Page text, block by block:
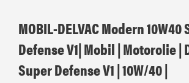
MOBIL-DELVAC Modern 10W40
Defense V1| Mobil | Motorolie |
Super Defense V1 | 10W/40 |